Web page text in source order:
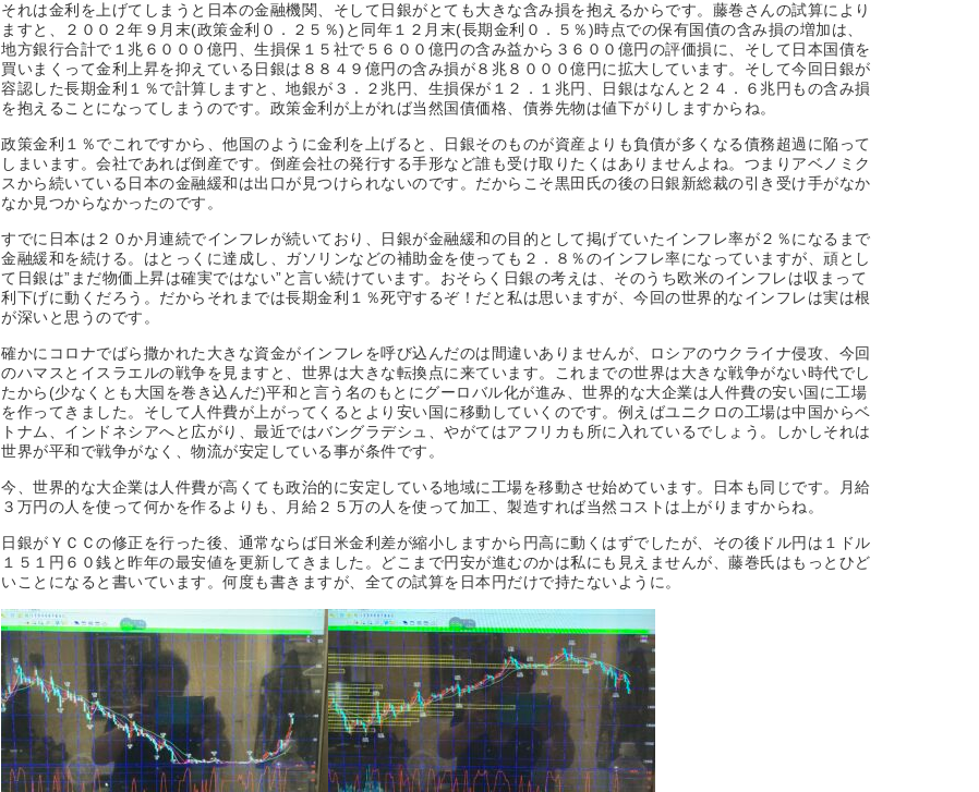
それは金利を上げてしまうと日本の金融機関、そして日銀がとても大きな含み損を抱えるからです。藤巻さんの試算により
ますと、２００２年９月末(政策金利０．２５％)と同年１２月末(長期金利０．５％)時点での保有国債の含み損の増加は、
地方銀行合計で１兆６０００億円、生損保１５社で５６００億円の含み益から３６００億円の評価損に、そして日本国債を
買いまくって金利上昇を抑えている日銀は８８４９億円の含み損が８兆８０００億円に拡大しています。そして今回日銀が
容認した長期金利１％で計算しますと、地銀が３．２兆円、生損保が１２．１兆円、日銀はなんと２４．６兆円もの含み損
を抱えることになってしまうのです。政策金利が上がれば当然国債価格、債券先物は値下がりしますからね。
政策金利１％でこれですから、他国のように金利を上げると、日銀そのものが資産よりも負債が多くなる債務超過に陥って
しまいます。会社であれば倒産です。倒産会社の発行する手形など誰も受け取りたくはありませんよね。つまりアベノミク
スから続いている日本の金融緩和は出口が見つけられないのです。だからこそ黒田氏の後の日銀新総裁の引き受け手がなか
なか見つからなかったのです。
すでに日本は２０か月連続でインフレが続いており、日銀が金融緩和の目的として掲げていたインフレ率が２％になるまで
金融緩和を続ける。はとっくに達成し、ガソリンなどの補助金を使っても２．８％のインフレ率になっていますが、頑とし
て日銀は”まだ物価上昇は確実ではない”と言い続けています。おそらく日銀の考えは、そのうち欧米のインフレは収まって
利下げに動くだろう。だからそれまでは長期金利１％死守するぞ！だと私は思いますが、今回の世界的なインフレは実は根
が深いと思うのです。
確かにコロナでばら撒かれた大きな資金がインフレを呼び込んだのは間違いありませんが、ロシアのウクライナ侵攻、今回
のハマスとイスラエルの戦争を見ますと、世界は大きな転換点に来ています。これまでの世界は大きな戦争がない時代でし
たから(少なくとも大国を巻き込んだ)平和と言う名のもとにグーロバル化が進み、世界的な大企業は人件費の安い国に工場
を作ってきました。そして人件費が上がってくるとより安い国に移動していくのです。例えばユニクロの工場は中国からベ
トナム、インドネシアへと広がり、最近ではバングラデシュ、やがてはアフリカも所に入れているでしょう。しかしそれは
世界が平和で戦争がなく、物流が安定している事が条件です。
今、世界的な大企業は人件費が高くても政治的に安定している地域に工場を移動させ始めています。日本も同じです。月給
３万円の人を使って何かを作るよりも、月給２５万の人を使って加工、製造すれば当然コストは上がりますからね。
日銀がＹＣＣの修正を行った後、通常ならば日米金利差が縮小しますから円高に動くはずでしたが、その後ドル円は１ドル
１５１円６０銭と昨年の最安値を更新してきました。どこまで円安が進むのかは私にも見えませんが、藤巻氏はもっとひど
いことになると書いています。何度も書きますが、全ての試算を日本円だけで持たないように。